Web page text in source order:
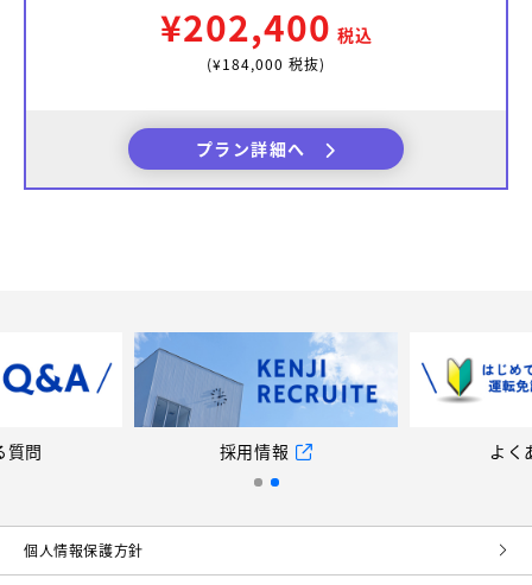
¥202,400 税込
(¥184,000 税抜)
プラン詳細へ
質問 採用情報 よく
個⼈情報保護⽅針